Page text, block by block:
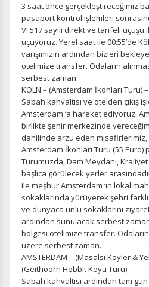
3 saat önce gerçekleştireceğimiz
pasaport kontrol işlemleri
VF517 sayılı direkt ve tarifeli uçuşu
uçuyoruz. Yerel saat ile 00:55’de
varışımızın ardından bizleri
otelimize transfer. Odaların
serbest zaman.
KÖLN – (Amsterdam İkonları Turu) –
Sabah kahvaltısı ve otelden çıkış
Amsterdam ‘a hareket ediyoruz.
birlikte şehir merkezinde
dahilinde arzu eden
Amsterdam İkonları Turu (55 Euro)
Turumuzda, Dam Meydanı,
başlıca görülecek yerler
ile meşhur Amsterdam ‘ın lokal
sokaklarında yürüyerek şehri
ve dünyaca ünlü sokaklarını
ardından sunulacak serbest
bölgesi otelimize transfer.
üzere serbest zaman.
AMSTERDAM – (Masalsı Köyler &
(Geithoorn Hobbit Köyü Turu)
Sabah kahvaltısı ardından tam